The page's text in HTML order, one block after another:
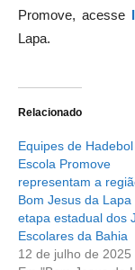
Promove, acesse
Lapa.
Relacionado
Equipes de
Escola Promove
representam a
Bom Jesus da
etapa estadual dos
Escolares da Bahia
12 de julho de 2025